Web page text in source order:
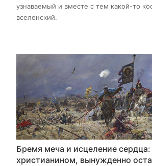
узнаваемый и вместе с тем какой-то
вселенский.
Бремя меча и исцеление сердца:
христианином, вынужденно